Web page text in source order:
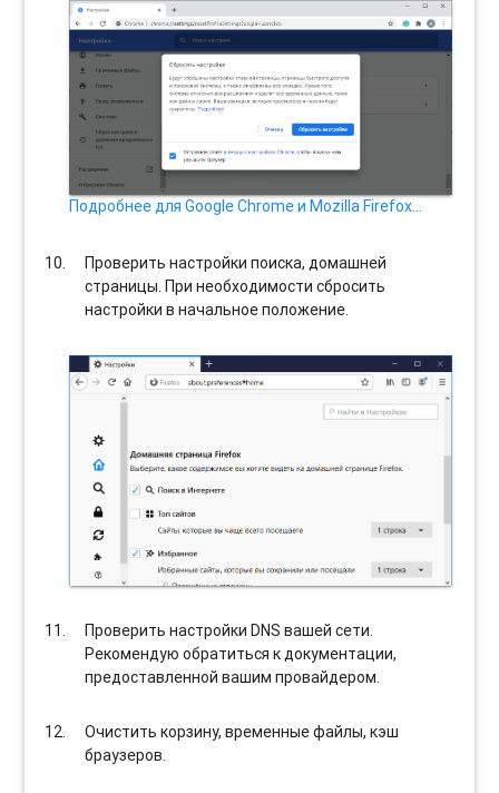
Подробнее для Google Chrome и Mozilla Firefox…
Проверить настройки поиска, домашней
страницы. При необходимости сбросить
настройки в начальное положение.
Проверить настройки DNS вашей сети.
Рекомендую обратиться к документации,
предоставленной вашим провайдером.
Очистить корзину, временные файлы, кэш
браузеров.